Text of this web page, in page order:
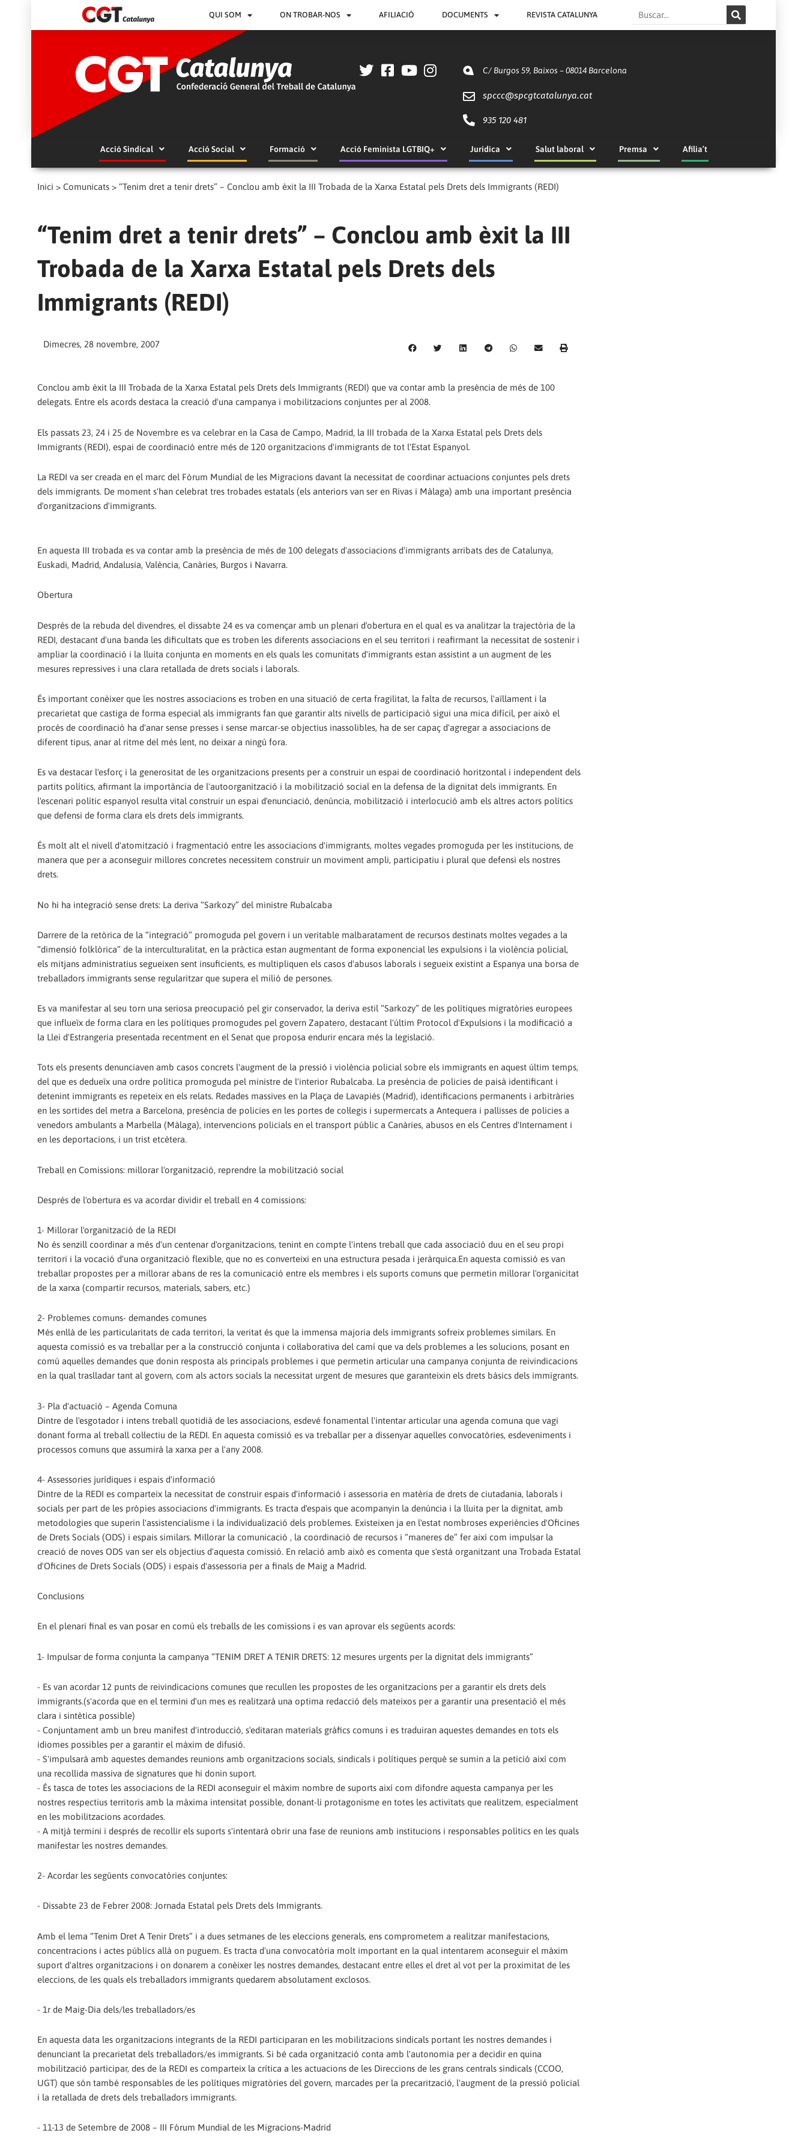
QUI SOM ON TROBAR-NOS AFILIACIÓ DOCUMENTS REVISTA CATALUNYA Search
C/ Burgos 59, Baixos – 08014 Barcelona
spccc@spcgtcatalunya.cat
935 120 481
Acció Sindical Acció Social Formació Acció Feminista LGTBIQ+ Jurídica Salut laboral Premsa Afilia’t
Inici > Comunicats > “Tenim dret a tenir drets” – Conclou amb èxit la III Trobada de la Xarxa Estatal pels Drets dels Immigrants (REDI)
“Tenim dret a tenir drets” – Conclou amb èxit la III
Trobada de la Xarxa Estatal pels Drets dels
Immigrants (REDI)
Dimecres, 28 novembre, 2007
Conclou amb èxit la III Trobada de la Xarxa Estatal pels Drets dels Immigrants (REDI) que va contar amb la presència de més de 100
delegats. Entre els acords destaca la creació d'una campanya i mobilitzacions conjuntes per al 2008.
Els passats 23, 24 i 25 de Novembre es va celebrar en la Casa de Campo, Madrid, la III trobada de la Xarxa Estatal pels Drets dels
Immigrants (REDI), espai de coordinació entre més de 120 organitzacions d'immigrants de tot l'Estat Espanyol.
La REDI va ser creada en el marc del Fòrum Mundial de les Migracions davant la necessitat de coordinar actuacions conjuntes pels drets
dels immigrants. De moment s'han celebrat tres trobades estatals (els anteriors van ser en Rivas i Màlaga) amb una important presència
d'organitzacions d'immigrants.
En aquesta III trobada es va contar amb la presència de més de 100 delegats d'associacions d'immigrants arribats des de Catalunya,
Euskadi, Madrid, Andalusia, València, Canàries, Burgos i Navarra.
Obertura
Després de la rebuda del divendres, el dissabte 24 es va començar amb un plenari d'obertura en el qual es va analitzar la trajectòria de la
REDI, destacant d'una banda les dificultats que es troben les diferents associacions en el seu territori i reafirmant la necessitat de sostenir i
ampliar la coordinació i la lluita conjunta en moments en els quals les comunitats d'immigrants estan assistint a un augment de les
mesures repressives i una clara retallada de drets socials i laborals.
És important conèixer que les nostres associacions es troben en una situació de certa fragilitat, la falta de recursos, l'aïllament i la
precarietat que castiga de forma especial als immigrants fan que garantir alts nivells de participació sigui una mica difícil, per això el
procés de coordinació ha d'anar sense presses i sense marcar-se objectius inassolibles, ha de ser capaç d'agregar a associacions de
diferent tipus, anar al ritme del més lent, no deixar a ningú fora.
Es va destacar l'esforç i la generositat de les organitzacions presents per a construir un espai de coordinació horitzontal i independent dels
partits polítics, afirmant la importància de l'autoorganització i la mobilització social en la defensa de la dignitat dels immigrants. En
l'escenari polític espanyol resulta vital construir un espai d'enunciació, denúncia, mobilització i interlocució amb els altres actors polítics
que defensi de forma clara els drets dels immigrants.
És molt alt el nivell d'atomització i fragmentació entre les associacions d'immigrants, moltes vegades promoguda per les institucions, de
manera que per a aconseguir millores concretes necessitem construir un moviment ampli, participatiu i plural que defensi els nostres
drets.
No hi ha integració sense drets: La deriva “Sarkozy” del ministre Rubalcaba
Darrere de la retòrica de la “integració” promoguda pel govern i un veritable malbaratament de recursos destinats moltes vegades a la
“dimensió folklòrica” de la interculturalitat, en la pràctica estan augmentant de forma exponencial les expulsions i la violència policial,
els mitjans administratius segueixen sent insuficients, es multipliquen els casos d'abusos laborals i segueix existint a Espanya una borsa de
treballadors immigrants sense regularitzar que supera el milió de persones.
Es va manifestar al seu torn una seriosa preocupació pel gir conservador, la deriva estil “Sarkozy” de les polítiques migratòries europees
que influeïx de forma clara en les polítiques promogudes pel govern Zapatero, destacant l'últim Protocol d'Expulsions i la modificació a
la Llei d'Estrangeria presentada recentment en el Senat que proposa endurir encara més la legislació.
Tots els presents denunciaven amb casos concrets l'augment de la pressió i violència policial sobre els immigrants en aquest últim temps,
del que es dedueïx una ordre política promoguda pel ministre de l'interior Rubalcaba. La presència de policies de paisà identificant i
detenint immigrants es repeteix en els relats. Redades massives en la Plaça de Lavapiés (Madrid), identificacions permanents i arbitràries
en les sortides del metra a Barcelona, presència de policies en les portes de col·legis i supermercats a Antequera i pallisses de policies a
venedors ambulants a Marbella (Màlaga), intervencions policials en el transport públic a Canàries, abusos en els Centres d'Internament i
en les deportacions, i un trist etcètera.
Treball en Comissions: millorar l'organització, reprendre la mobilització social
Després de l'obertura es va acordar dividir el treball en 4 comissions:
1- Millorar l'organització de la REDI
No és senzill coordinar a més d'un centenar d'organitzacions, tenint en compte l'intens treball que cada associació duu en el seu propi
territori i la vocació d'una organització flexible, que no es converteixi en una estructura pesada i jeràrquica.En aquesta comissió es van
treballar propostes per a millorar abans de res la comunicació entre els membres i els suports comuns que permetin millorar l'organicitat
de la xarxa (compartir recursos, materials, sabers, etc.)
2- Problemes comuns- demandes comunes
Més enllà de les particularitats de cada territori, la veritat és que la immensa majoria dels immigrants sofreix problemes similars. En
aquesta comissió es va treballar per a la construcció conjunta i col·laborativa del camí que va dels problemes a les solucions, posant en
comú aquelles demandes que donin resposta als principals problemes i que permetin articular una campanya conjunta de reivindicacions
en la qual traslladar tant al govern, com als actors socials la necessitat urgent de mesures que garanteixin els drets bàsics dels immigrants.
3- Pla d'actuació – Agenda Comuna
Dintre de l'esgotador i intens treball quotidià de les associacions, esdevé fonamental l'intentar articular una agenda comuna que vagi
donant forma al treball col·lectiu de la REDI. En aquesta comissió es va treballar per a dissenyar aquelles convocatòries, esdeveniments i
processos comuns que assumirà la xarxa per a l'any 2008.
4- Assessories jurídiques i espais d'informació
Dintre de la REDI es comparteix la necessitat de construir espais d'informació i assessoria en matèria de drets de ciutadania, laborals i
socials per part de les pròpies associacions d'immigrants. Es tracta d'espais que acompanyin la denúncia i la lluita per la dignitat, amb
metodologies que superin l'assistencialisme i la individualizació dels problemes. Existeixen ja en l'estat nombroses experiències d'Oficines
de Drets Socials (ODS) i espais similars. Millorar la comunicació , la coordinació de recursos i “maneres de” fer així com impulsar la
creació de noves ODS van ser els objectius d'aquesta comissió. En relació amb això es comenta que s'està organitzant una Trobada Estatal
d'Oficines de Drets Socials (ODS) i espais d'assessoria per a finals de Maig a Madrid.
Conclusions
En el plenari final es van posar en comú els treballs de les comissions i es van aprovar els següents acords:
1- Impulsar de forma conjunta la campanya “TENIM DRET A TENIR DRETS: 12 mesures urgents per la dignitat dels immigrants”
- Es van acordar 12 punts de reivindicacions comunes que recullen les propostes de les organitzacions per a garantir els drets dels
immigrants.(s'acorda que en el termini d'un mes es realitzarà una optima redacció dels mateixos per a garantir una presentació el més
clara i sintètica possible)
- Conjuntament amb un breu manifest d'introducció, s'editaran materials gràfics comuns i es traduiran aquestes demandes en tots els
idiomes possibles per a garantir el màxim de difusió.
- S'impulsarà amb aquestes demandes reunions amb organitzacions socials, sindicals i polítiques perquè se sumin a la petició així com
una recollida massiva de signatures que hi donin suport.
- És tasca de totes les associacions de la REDI aconseguir el màxim nombre de suports així com difondre aquesta campanya per les
nostres respectius territoris amb la màxima intensitat possible, donant-li protagonisme en totes les activitats que realitzem, especialment
en les mobilitzacions acordades.
- A mitjà termini i després de recollir els suports s'intentarà obrir una fase de reunions amb institucions i responsables polítics en les quals
manifestar les nostres demandes.
2- Acordar les següents convocatòries conjuntes:
- Dissabte 23 de Febrer 2008: Jornada Estatal pels Drets dels Immigrants.
Amb el lema “Tenim Dret A Tenir Drets” i a dues setmanes de les eleccions generals, ens comprometem a realitzar manifestacions,
concentracions i actes públics allà on puguem. Es tracta d'una convocatòria molt important en la qual intentarem aconseguir el màxim
suport d'altres organitzacions i on donarem a conèixer les nostres demandes, destacant entre elles el dret al vot per la proximitat de les
eleccions, de les quals els treballadors immigrants quedarem absolutament exclosos.
- 1r de Maig-Dia dels/les treballadors/es
En aquesta data les organitzacions integrants de la REDI participaran en les mobilitzacions sindicals portant les nostres demandes i
denunciant la precarietat dels treballadors/es immigrants. Si bé cada organització conta amb l'autonomia per a decidir en quina
mobilització participar, des de la REDI es comparteix la crítica a les actuacions de les Direccions de les grans centrals sindicals (CCOO,
UGT) que són també responsables de les polítiques migratòries del govern, marcades per la precarització, l'augment de la pressió policial
i la retallada de drets dels treballadors immigrants.
- 11-13 de Setembre de 2008 – III Fòrum Mundial de les Migracions-Madrid